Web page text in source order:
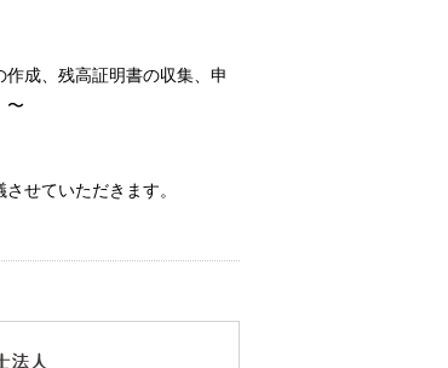
成、残高証明書の収集、申
〜
せていただきます。